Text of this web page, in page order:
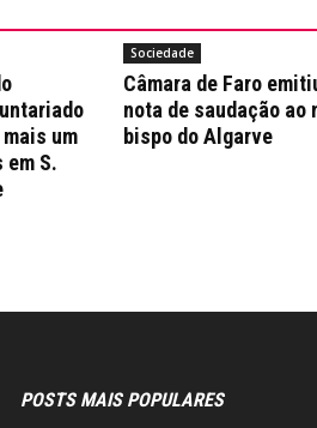
um
em S.
Sociedade
Câmara de Faro
nota de saudação ao
bispo do Algarve
POSTS MAIS POPULARES